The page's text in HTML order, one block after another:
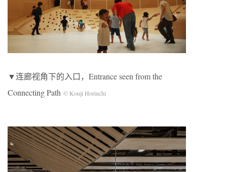
▼连廊视角下的入口，Entrance seen from the
Connecting Path © Kouji Horiuchi